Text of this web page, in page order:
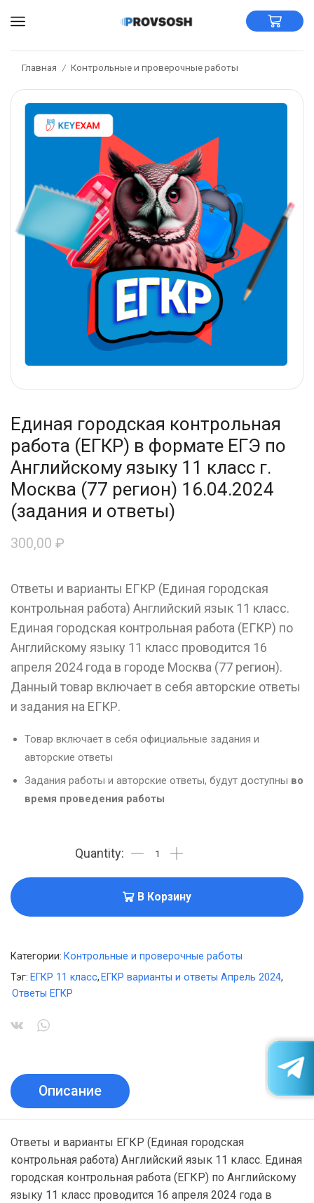
Главная / Контрольные и проверочные работы
Единая городская контрольная
работа (ЕГКР) в формате ЕГЭ по
Английскому языку 11 класс г.
Москва (77 регион) 16.04.2024
(задания и ответы)
300,00 ₽
Ответы и варианты ЕГКР (Единая городская
контрольная работа) Английский язык 11 класс.
Единая городская контрольная работа (ЕГКР) по
Английскому языку 11 класс проводится 16
апреля 2024 года в городе Москва (77 регион).
Данный товар включает в себя авторские ответы
и задания на ЕГКР.
Товар включает в себя официальные задания и
авторские ответы
Задания работы и авторские ответы, будут доступны во
время проведения работы
В Корзину
Категории: Контрольные и проверочные работы
Тэг: ЕГКР 11 класс, ЕГКР варианты и ответы Апрель 2024,
Ответы ЕГКР
Описание
Ответы и варианты ЕГКР (Единая городская
контрольная работа) Английский язык 11 класс. Единая
городская контрольная работа (ЕГКР) по Английскому
языку 11 класс проводится 16 апреля 2024 года в